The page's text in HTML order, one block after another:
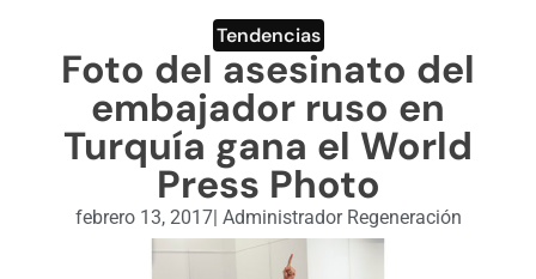
ENGLISH SECTION
VIDEOS
Tendencias
Foto del asesinato del
embajador ruso en
Turquía gana el World
Press Photo
febrero 13, 2017| Administrador Regeneración